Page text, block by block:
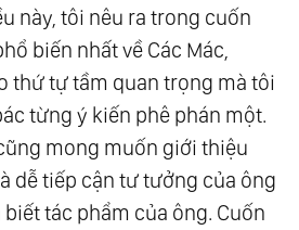
này, tôi nêu ra trong cuốn
biến nhất về Các Mác,
thứ tự tầm quan trọng mà tôi
từng ý kiến phê phán một.
mong muốn giới thiệu
dễ tiếp cận tư tưởng của ông
tác phẩm của ông. Cuốn